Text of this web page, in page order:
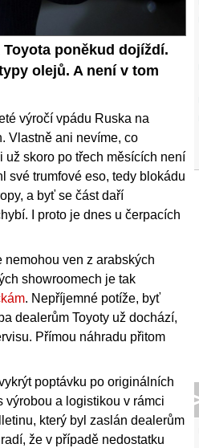
poněkud dojíždí.
olejů. A není v tom
výročí vpádu Ruska na
Vlastně ani nevíme, co
skoro po třech měsících není
své trumfové eso, tedy blokádu
a byť se část daří
I proto je dnes u čerpacích
ven z arabských
showroomech je tak
. Nepříjemné potíže, byť
dealerům Toyoty už dochází,
Přímou náhradu přitom
poptávku po originálních
výrobou a logistikou v rámci
který byl zaslán dealerům
že v případě nedostatku